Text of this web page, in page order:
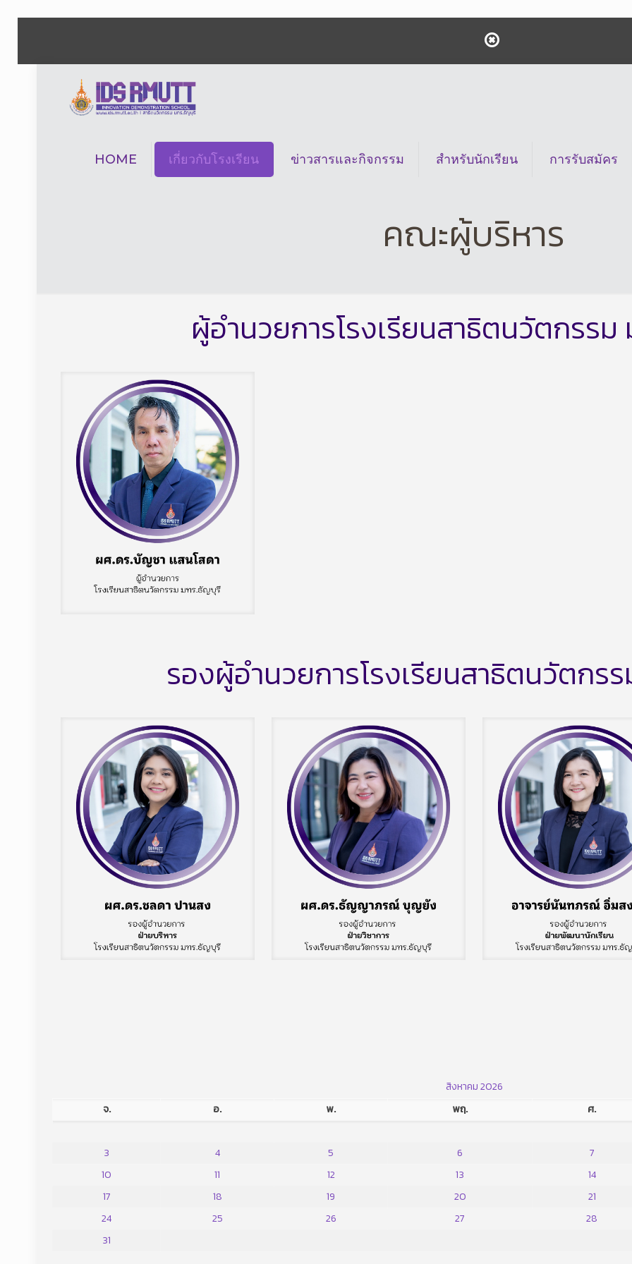
HOME เกี่ยวกับโรงเรียน ข่าวสารและกิจกรรม สำหรับนักเรียน การรับสมัคร
คณะผู้บริหาร
ผู้อำนวยการโรงเรียนสาธิตนวัตกรร
รองผู้อำนวยการโรงเรียนสาธิตนวัตกร
สิงหาคม 2026
จ.
อ. พ. พฤ. ศ.
3
4 5 6 7
10
11 12 13 14
17
18 19 20 21
24
25 26 27 28
31